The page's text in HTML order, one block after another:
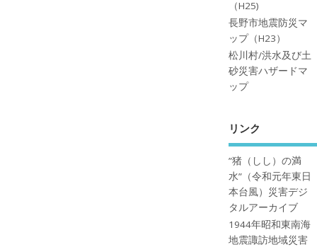
（H25)
長野市地震防災マ
ップ（H23）
松川村/洪水及び土
砂災害ハザードマ
ップ
リンク
”猪（しし）の満
水”（令和元年東日
本台風）災害デジ
タルアーカイブ
1944年昭和東南海
地震諏訪地域災害